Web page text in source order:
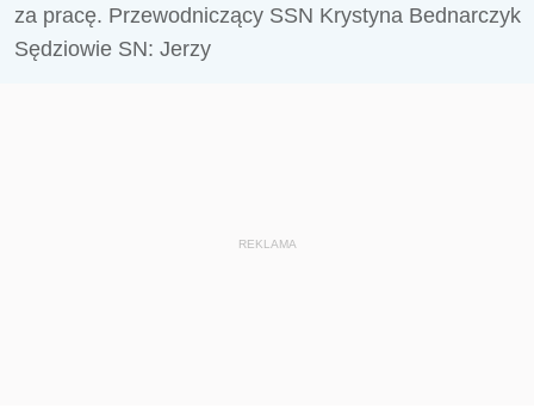
za pracę. Przewodniczący SSN Krystyna Bednarczyk
Sędziowie SN: Jerzy
REKLAMA